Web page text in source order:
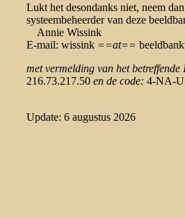
Lukt het desondanks niet, neem
systeembeheerder van deze
Annie Wissink
E-mail: wissink ==at==
met vermelding van het betreffende
216.73.217.50 en de code: 4-NA-
Update: 6 augustus 2026